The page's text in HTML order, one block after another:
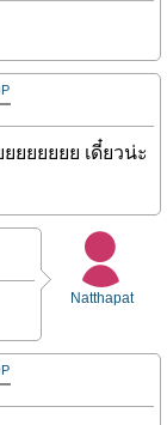
ยยยยย เดี๋ยวน่ะ
Natthapat